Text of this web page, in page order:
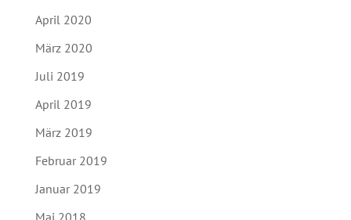
April 2020
März 2020
Juli 2019
April 2019
März 2019
Februar 2019
Januar 2019
Mai 2018